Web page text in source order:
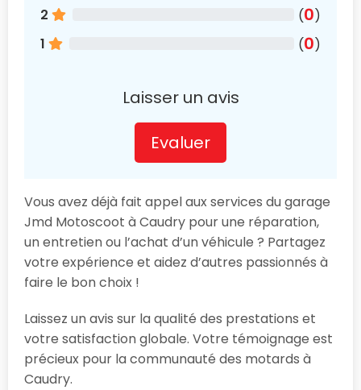
2 (0)
1
(0)
Laisser un avis
Evaluer
Vous avez déjà fait appel aux services du garage
Jmd Motoscoot à Caudry pour une réparation,
un entretien ou l’achat d’un véhicule ? Partagez
votre expérience et aidez d’autres passionnés à
faire le bon choix !
Laissez un avis sur la qualité des prestations et
votre satisfaction globale. Votre témoignage est
précieux pour la communauté des motards à
Caudry.